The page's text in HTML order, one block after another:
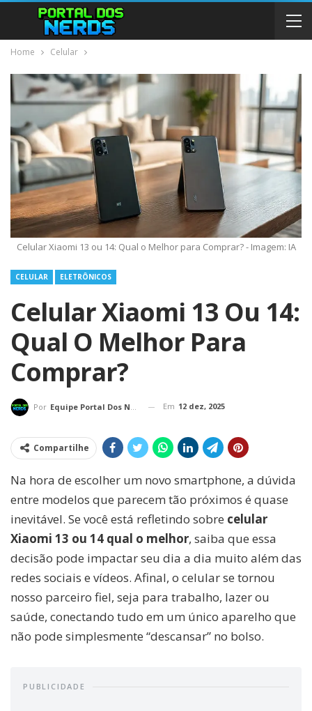
Home Celular
Celular Xiaomi 13 ou 14: Qual o Melhor para Comprar? - Imagem: IA
CELULAR ELETRÔNICOS
Celular Xiaomi 13 Ou 14:
Qual O Melhor Para
Comprar?
Por Equipe Portal Dos Nerds Em 12 dez, 2025
Compartilhe
Na hora de escolher um novo smartphone, a dúvida
entre modelos que parecem tão próximos é quase
inevitável. Se você está refletindo sobre celular
Xiaomi 13 ou 14 qual o melhor, saiba que essa
decisão pode impactar seu dia a dia muito além das
redes sociais e vídeos. Afinal, o celular se tornou
nosso parceiro fiel, seja para trabalho, lazer ou
saúde, conectando tudo em um único aparelho que
não pode simplesmente “descansar” no bolso.
PUBLICIDADE